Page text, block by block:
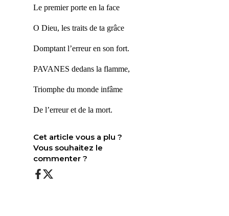
Le premier porte en la face
O Dieu, les traits de ta grâce
Domptant l’erreur en son fort.
PAVANES dedans la flamme,
Triomphe du monde infâme
De l’erreur et de la mort.
Cet article vous a plu ?
Vous souhaitez le
commenter ?